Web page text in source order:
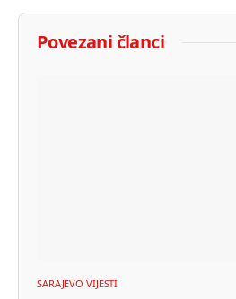
Povezani članci
SARAJEVO VIJESTI